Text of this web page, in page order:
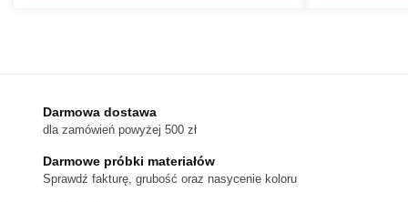
można
wybrać
na
Darmowa dostawa
dla zamówień powyżej 500 zł
Darmowe próbki materiałów
Sprawdź fakturę, grubość oraz nasycenie koloru